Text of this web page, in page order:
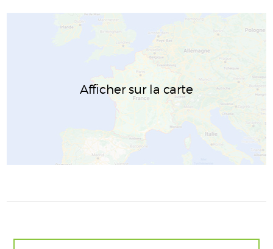
Afficher sur la carte